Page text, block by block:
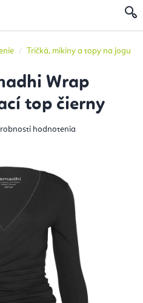
Tričká, mikiny a topy na jogu
Wrap
top čierny
hodnotenia